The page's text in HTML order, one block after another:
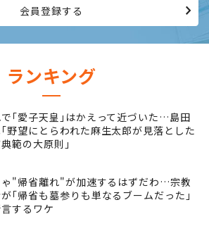
会員登録する
ランキング
で｢愛子天皇｣はかえって近づいた…島田
野望にとらわれた麻生太郎が見落とした
範の大原則｣
ゃ"帰省離れ"が加速するはずだわ…宗教
｢帰省も墓参りも単なるブームだった｣
するワケ